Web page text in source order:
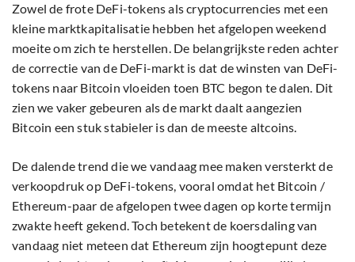
Zowel de frote DeFi-tokens als cryptocurrencies met een
kleine marktkapitalisatie hebben het afgelopen weekend
moeite om zich te herstellen. De belangrijkste reden achter
de correctie van de DeFi-markt is dat de winsten van DeFi-
tokens naar Bitcoin vloeiden toen BTC begon te dalen. Dit
zien we vaker gebeuren als de markt daalt aangezien
Bitcoin een stuk stabieler is dan de meeste altcoins.
De dalende trend die we vandaag mee maken versterkt de
verkoopdruk op DeFi-tokens, vooral omdat het Bitcoin /
Ethereum-paar de afgelopen twee dagen op korte termijn
zwakte heeft gekend. Toch betekent de koersdaling van
vandaag niet meteen dat Ethereum zijn hoogtepunt deze